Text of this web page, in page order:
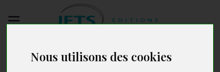
Nous utilisons des cookies
Envoyez votre
manuscrit